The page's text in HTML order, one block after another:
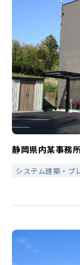
静岡県内某事務
システム建築・プ